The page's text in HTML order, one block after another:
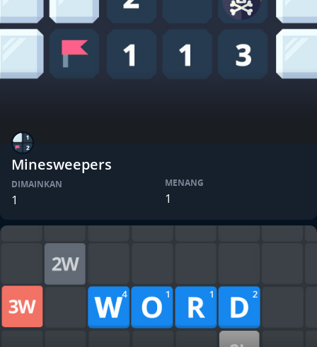
Minesweepers
DIMAINKAN
1
MENANG
1